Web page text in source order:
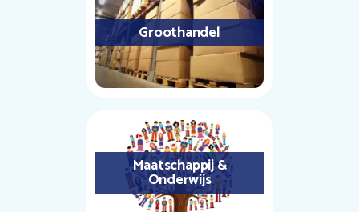
Groothandel
Maatschappij &
Onderwijs